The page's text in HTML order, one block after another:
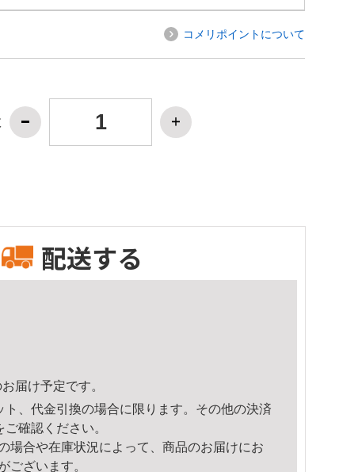
コメリポイントについて
配送する
届け予定です。
ト、代金引換の場合に限ります。その他の決済
ご確認ください。
場合や在庫状況によって、商品のお届けにお
ございます。